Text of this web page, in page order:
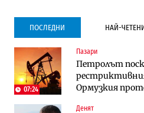
ПОСЛЕДНИ НАЙ-
07:24
Пазари
Петролът
Ормузкия
Денят
Градоустройство
Столична
трасе по бул.
Компании
Компании
Vivacom
90% отстъпка
To:know